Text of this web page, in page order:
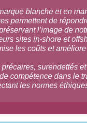
blanche et en
permettent de
l’image de
sites in-shore et
les coûts et
surendettés
compétence dans le
les normes